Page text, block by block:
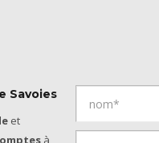
Savoies
et
à